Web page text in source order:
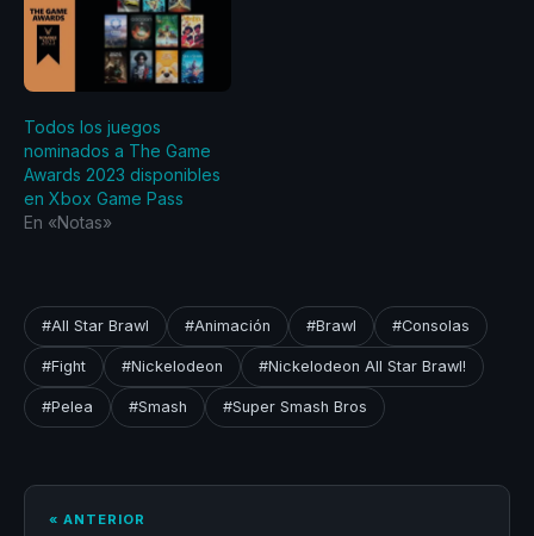
desconocidas, amenazas
inesperadas y una
segunda oportunidad de
ser…
Todos los juegos
nominados a The Game
Awards 2023 disponibles
en Xbox Game Pass
En «Notas»
#All Star Brawl #Animación #Brawl #Consolas
#Fight #Nickelodeon #Nickelodeon All Star Brawl!
#Pelea #Smash #Super Smash Bros
« ANTERIOR